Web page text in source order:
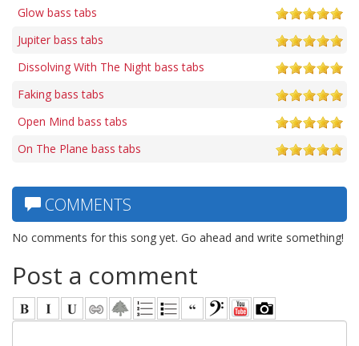
Glow bass tabs
Jupiter bass tabs
Dissolving With The Night bass tabs
Faking bass tabs
Open Mind bass tabs
On The Plane bass tabs
COMMENTS
No comments for this song yet. Go ahead and write something!
Post a comment